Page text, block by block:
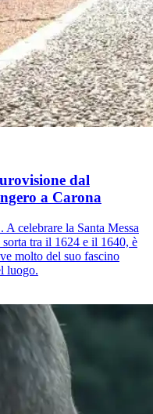
dal
a Carona
A celebrare la Santa Messa
tra il 1624 e il 1640, è
molto del suo fascino
luogo.